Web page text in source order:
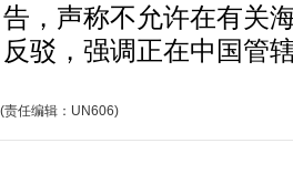
告，声称不允许在有关
反驳，强调正在中国管
(责任编辑：UN606)